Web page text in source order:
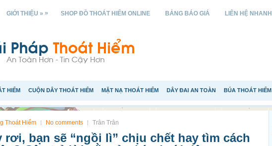
GIỚI THIỆU » » SHOP ĐỒ THOÁT HIỂM ONLINE BẢNG BÁO GIÁ LIÊN HỆ NHANH
HIỂM CUỘN DÂY THOÁT HIỂM MẶT NẠ THOÁT HIỂM DÂY ĐAI AN TOÀN BÚA THOÁT HIỂM
Thoát Hiểm No comments Trân Trân
rơi, bạn sẽ “ngồi lì” chịu chết hay tìm cách